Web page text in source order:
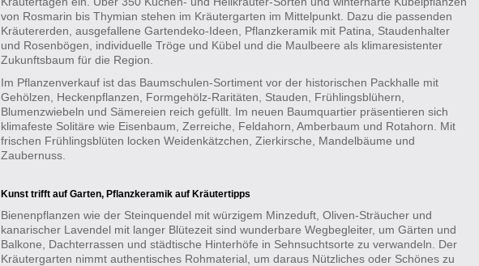
von Rosmarin bis Thymian stehen im Kräutergarten im Mittelpunkt. Dazu die passenden
Kräutererden, ausgefallene Gartendeko-Ideen, Pflanzkeramik mit Patina, Staudenhalter
und Rosenbögen, individuelle Tröge und Kübel und die Maulbeere als klimaresistenter
Zukunftsbaum für die Region.
Im Pflanzenverkauf ist das Baumschulen-Sortiment vor der historischen Packhalle mit
Gehölzen, Heckenpflanzen, Formgehölz-Raritäten, Stauden, Frühlingsblühern,
Blumenzwiebeln und Sämereien reich gefüllt. Im neuen Baumquartier präsentieren sich
klimafeste Solitäre wie Eisenbaum, Zerreiche, Feldahorn, Amberbaum und Rotahorn. Mit
frischen Frühlingsblüten locken Weidenkätzchen, Zierkirsche, Mandelbäume und
Zaubernuss.
Kunst trifft auf Garten, Pflanzkeramik auf Kräutertipps
Bienenpflanzen wie der Steinquendel mit würzigem Minzeduft, Oliven-Sträucher und
kanarischer Lavendel mit langer Blütezeit sind wunderbare Wegbegleiter, um Gärten und
Balkone, Dachterrassen und städtische Hinterhöfe in Sehnsuchtsorte zu verwandeln. Der
Kräutergarten nimmt authentisches Rohmaterial, um daraus Nützliches oder Schönes zu